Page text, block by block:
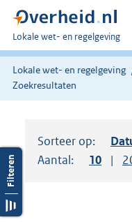
U
bent
hier:
Lokale wet- en regelgeving
Lokale wet- en regelgeving
Zoekresultaten
Sorteer op:
Aantal:
Toon
10